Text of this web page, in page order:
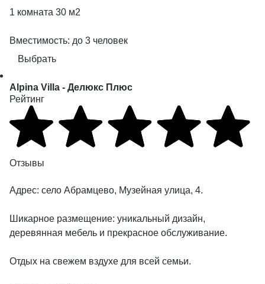
1 комната 30 м2
Вместимость: до 3 человек
Выбрать
Alpina Villa - Делюкс Плюс
Рейтинг
Отзывы
Адрес: село Абрамцево, Музейная улица, 4.
Шикарное размещение: уникальный дизайн,
деревянная мебель и прекрасное обслуживание.
Отдых на свежем вздухе для всей семьи.